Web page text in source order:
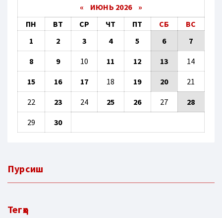
« ИЮНЬ 2026 »
ПН
ВТ СР ЧТ ПТ СБ
ВС
1
2 3 4 5 6 7
8 9 10 11 12 13 14
15 16 17 18 19 20 21
22 23 24 25 26 27 28
29 30
Пурсиш
Тегҳо